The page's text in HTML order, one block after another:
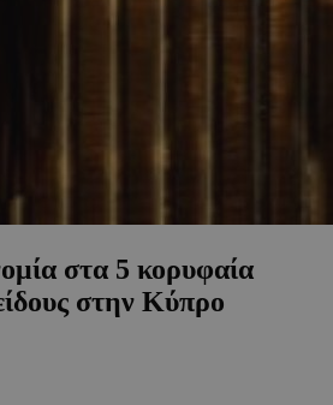
στα 5 κορυφαία
στην Κύπρο